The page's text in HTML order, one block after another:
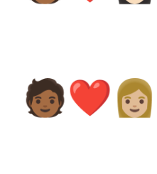
🧑🏾‍❤️‍👩🏼